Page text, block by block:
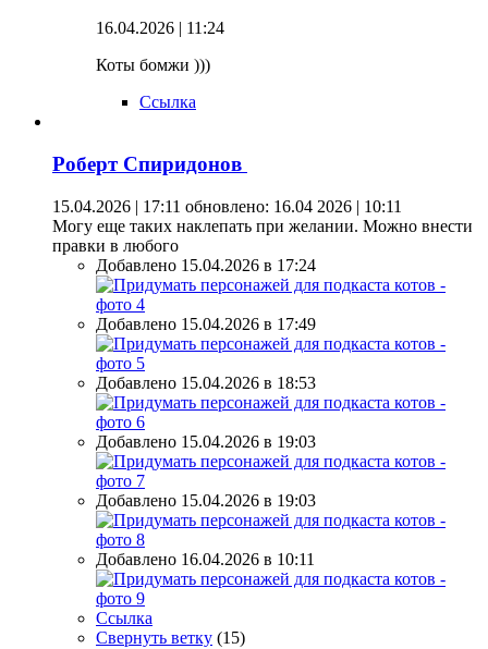
16.04.2026 | 11:24
Коты бомжи )))
Ссылка
Роберт Спиридонов
15.04.2026 | 17:11 обновлено: 16.04 2026 | 10:11
Могу еще таких наклепать при желании. Можно внести
правки в любого
Добавлено 15.04.2026 в 17:24
Добавлено 15.04.2026 в 17:49
Добавлено 15.04.2026 в 18:53
Добавлено 15.04.2026 в 19:03
Добавлено 15.04.2026 в 19:03
Добавлено 16.04.2026 в 10:11
Ссылка
Свернуть ветку (15)